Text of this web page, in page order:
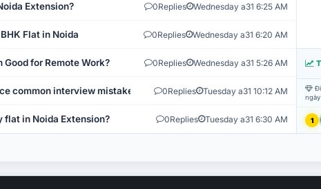
Extension? 0Replies Wednesday a31 6:25 AM
Flat in Noida 0Replies Wednesday a31 6:20 AM
Good for Remote Work? 0Replies Wednesday a31 5:26 AM
common interview mistakes? 0Replies Tuesday a31 10:12 AM
flat in Noida Extension? 0Replies Tuesday a31 6:30 AM 1